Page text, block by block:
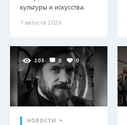
культуры и искусства.
7 августа 2026
203 0 0
НОВОСТИ